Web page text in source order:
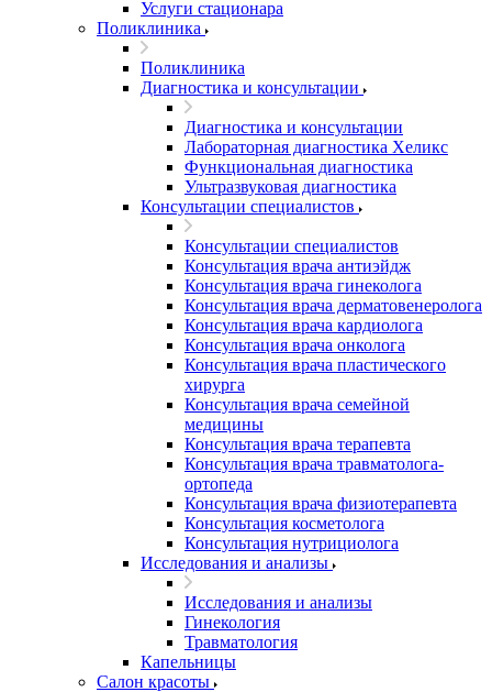
Услуги стационара
Поликлиника
Поликлиника
Диагностика и консультации
Диагностика и консультации
Лабораторная диагностика Хеликс
Функциональная диагностика
Ультразвуковая диагностика
Консультации специалистов
Консультации специалистов
Консультация врача антиэйдж
Консультация врача гинеколога
Консультация врача дерматовенеролога
Консультация врача кардиолога
Консультация врача онколога
Консультация врача пластического
хирурга
Консультация врача семейной
медицины
Консультация врача терапевта
Консультация врача травматолога-
ортопеда
Консультация врача физиотерапевта
Консультация косметолога
Консультация нутрициолога
Исследования и анализы
Исследования и анализы
Гинекология
Травматология
Капельницы
Салон красоты